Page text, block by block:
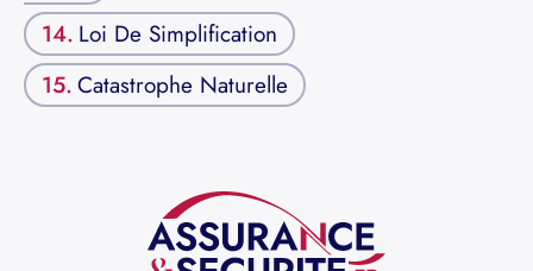
Loi De Simplification
Catastrophe Naturelle